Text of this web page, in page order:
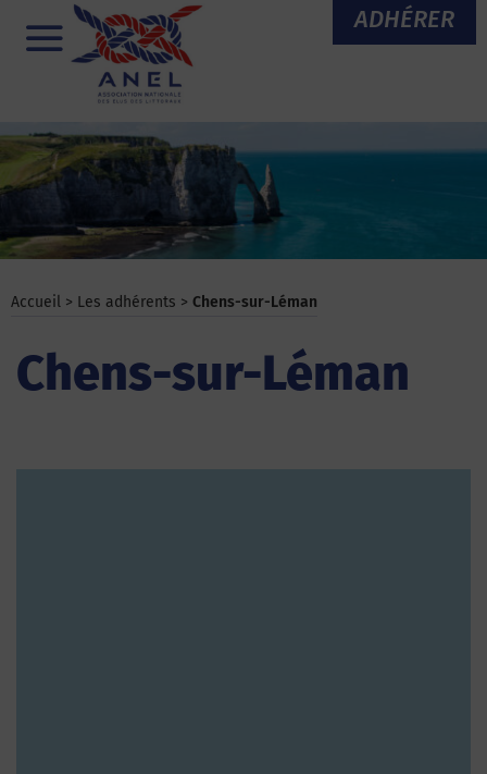
ADHÉRER
Menu
Accueil > Les adhérents > Chens-sur-Léman
Chens-sur-Léman